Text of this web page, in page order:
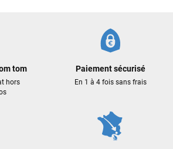
tom
hors
Paiement sécurisé
En 1 à 4 fois sans frais
qu’à tester ça sur l’eau ! Je
ce magasin pour son
je galérais à remplacer ma board eux
à laquelle je n'aurais jamais pensé !
prix et en plus super sympas. Merci